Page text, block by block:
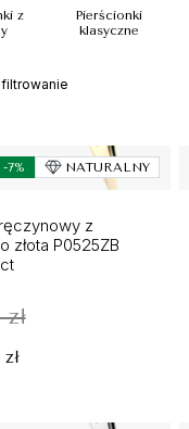
z
Pierścionki
klasyczne
-7% NATURALNY
z
złota P0525ZB
zł
zł